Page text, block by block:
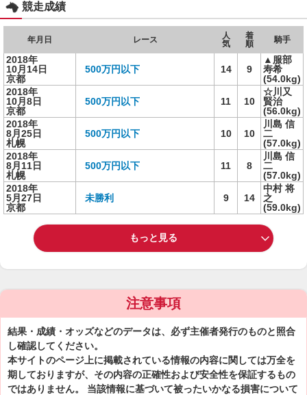
競走成績
年月日 レース
人
気
着
順
騎手
2018年
10月14日
京都
500万円以下 14 9
▲服部
寿希
(54.0kg)
2018年
10月8日
京都
500万円以下 11 10
☆川又
賢治
(56.0kg)
2018年
8月25日
札幌
500万円以下 10 10
川島 信
二
(57.0kg)
2018年
8月11日
札幌
500万円以下 11 8
川島 信
二
(57.0kg)
2018年
5月27日
京都
未勝利 9 14
中村 将
之
(59.0kg)
もっと見る
注意事項
結果・成績・オッズなどのデータは、必ず主催者発行のものと照合
し確認してください。
本サイトのページ上に掲載されている情報の内容に関しては万全を
期しておりますが、その内容の正確性および安全性を保証するもの
ではありません。 当該情報に基づいて被ったいかなる損害について